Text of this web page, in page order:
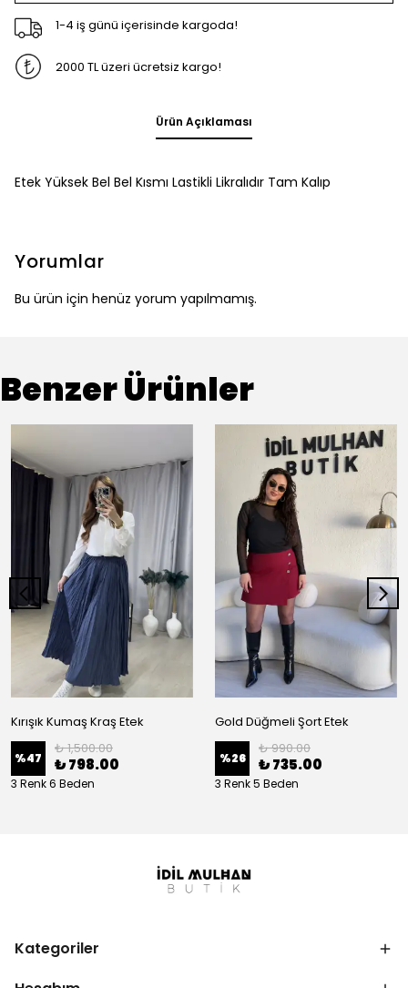
1-4 iş günü içerisinde kargoda!
2000 TL üzeri ücretsiz kargo!
Ürün Açıklaması
Etek Yüksek Bel Bel Kısmı Lastikli Likralıdır Tam Kalıp
Yorumlar
Bu ürün için henüz yorum yapılmamış.
Benzer Ürünler
Kırışık Kumaş Kraş Etek
%47
₺ 1,500.00
₺ 798.00
3 Renk 6 Beden
Gold Düğmeli Şort Etek
%26
₺ 990.00
₺ 735.00
3 Renk 5 Beden
Kategoriler